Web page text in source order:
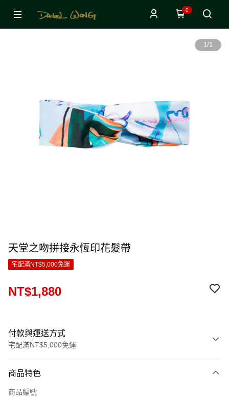
0
1/1
天堂之吻拼接永恆印花髮帶
宅配滿NT$5,000免運
NT$1,880
付款與運送方式
宅配滿NT$5,000免運
信用卡一次付款
商品特色
商品編號